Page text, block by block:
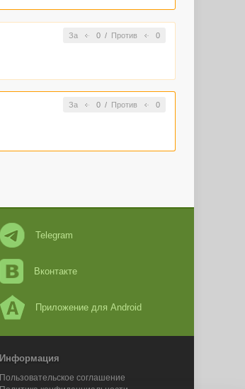
За 0/ Против 0
За 0/ Против 0
Telegram
Вконтакте
Приложение для Android
Информация
Пользовательское соглашение